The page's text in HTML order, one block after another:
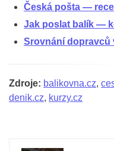
Česká pošta —
Jak poslat balík —
Srovnání dopravců
Zdroje: balikovna.cz,
denik.cz, kurzy.cz